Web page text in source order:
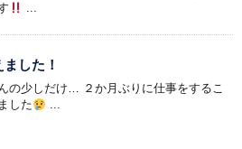
...
した！
の少しだけ… ２か月ぶりに仕事をするこ
した
...